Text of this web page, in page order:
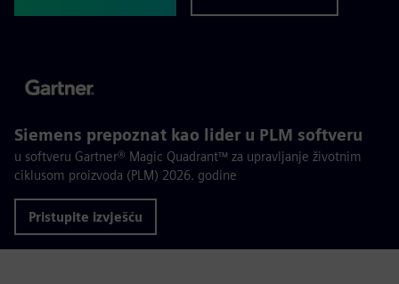
Siemens prepoznat kao lider u PLM softveru
u softveru Gartner® Magic Quadrant™ za upravljanje životnim
ciklusom proizvoda (PLM) 2026. godine
Pristupite izvješću